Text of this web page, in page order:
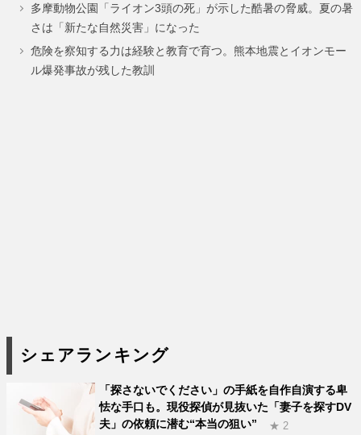
ー
ジ
ー
ジ
多摩動物公園「ライオン3頭の死」が示した酷暑の脅威。夏の暑
さは「新たな自然災害」になった
危険を察知する力は経験と教育で育つ。熊本地震とイオンモー
ル爆発事故が残した教訓
シェアランキング
「探さないでください」の手紙を自作自演する卑
怯な手口も。現役探偵が見抜いた「妻子を探すDV
夫」の依頼に潜む“本当の狙い”
★ 2